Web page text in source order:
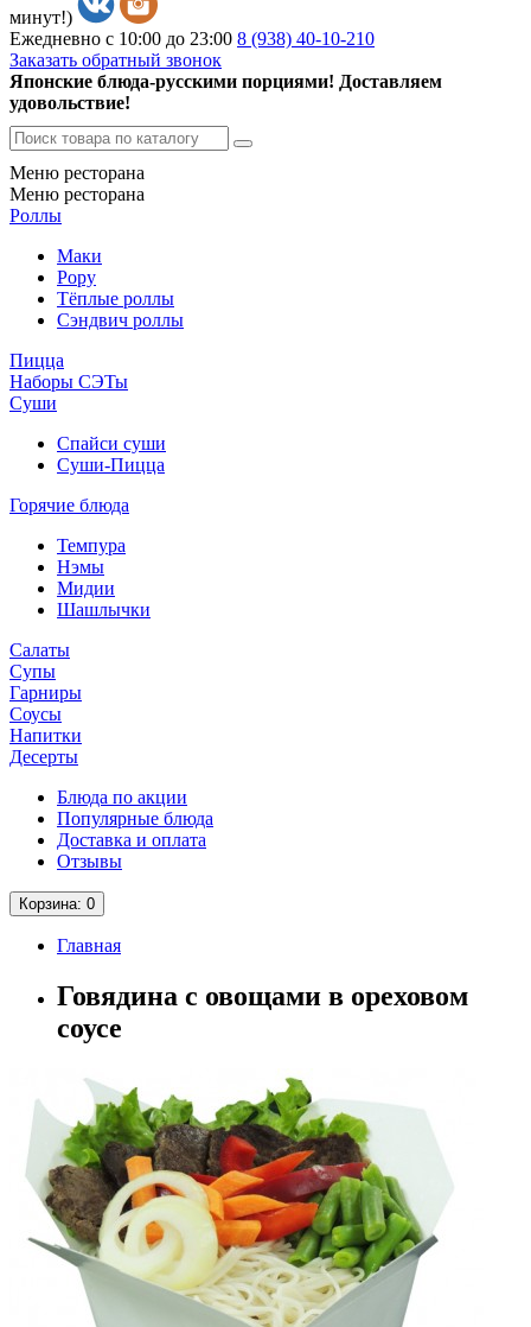
минут!)
Ежедневно с 10:00 до 23:00 8 (938) 40-10-210
Заказать обратный звонок
Японские блюда-русскими порциями! Доставляем
удовольствие!
Меню ресторана
Меню ресторана
Роллы
Маки
Рору
Тёплые роллы
Сэндвич роллы
Пицца
Наборы СЭТы
Суши
Спайси суши
Суши-Пицца
Горячие блюда
Темпура
Нэмы
Мидии
Шашлычки
Салаты
Супы
Гарниры
Соусы
Напитки
Десерты
Блюда по акции
Популярные блюда
Доставка и оплата
Отзывы
Корзина: 0
Главная
Говядина с овощами в ореховом
соусе